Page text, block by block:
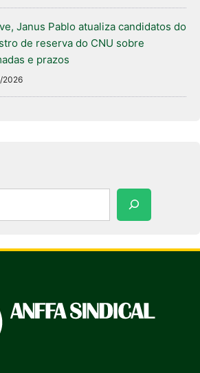
Janus Pablo atualiza candidatos do
de reserva do CNU sobre
e prazos
2026